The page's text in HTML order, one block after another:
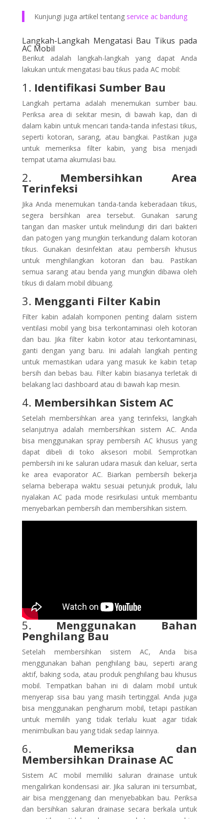
Kunjungi juga artikel tentang service ac bandung
Langkah-Langkah Mengatasi Bau Tikus pada
AC Mobil
Berikut adalah langkah-langkah yang dapat Anda
lakukan untuk mengatasi bau tikus pada AC mobil:
1. Identifikasi Sumber Bau
Langkah pertama adalah menemukan sumber bau.
Periksa area di sekitar mesin, di bawah kap, dan di
dalam kabin untuk mencari tanda-tanda infestasi tikus,
seperti kotoran, sarang, atau bangkai. Pastikan juga
untuk memeriksa filter kabin, yang bisa menjadi
tempat utama akumulasi bau.
2. Membersihkan Area
Terinfeksi
Jika Anda menemukan tanda-tanda keberadaan tikus,
segera bersihkan area tersebut. Gunakan sarung
tangan dan masker untuk melindungi diri dari bakteri
dan patogen yang mungkin terkandung dalam kotoran
tikus. Gunakan desinfektan atau pembersih khusus
untuk menghilangkan kotoran dan bau. Pastikan
semua sarang atau benda yang mungkin dibawa oleh
tikus di dalam mobil dibuang.
3. Mengganti Filter Kabin
Filter kabin adalah komponen penting dalam sistem
ventilasi mobil yang bisa terkontaminasi oleh kotoran
dan bau. Jika filter kabin kotor atau terkontaminasi,
ganti dengan yang baru. Ini adalah langkah penting
untuk memastikan udara yang masuk ke kabin tetap
bersih dan bebas bau. Filter kabin biasanya terletak di
belakang laci dashboard atau di bawah kap mesin.
4. Membersihkan Sistem AC
Setelah membersihkan area yang terinfeksi, langkah
selanjutnya adalah membersihkan sistem AC. Anda
bisa menggunakan spray pembersih AC khusus yang
dapat dibeli di toko aksesori mobil. Semprotkan
pembersih ini ke saluran udara masuk dan keluar, serta
ke area evaporator AC. Biarkan pembersih bekerja
selama beberapa waktu sesuai petunjuk produk, lalu
nyalakan AC pada mode resirkulasi untuk membantu
menyebarkan pembersih dan membersihkan sistem.
5. Menggunakan Bahan
Penghilang Bau
Setelah membersihkan sistem AC, Anda bisa
menggunakan bahan penghilang bau, seperti arang
aktif, baking soda, atau produk penghilang bau khusus
mobil. Tempatkan bahan ini di dalam mobil untuk
menyerap sisa bau yang masih tertinggal. Anda juga
bisa menggunakan pengharum mobil, tetapi pastikan
untuk memilih yang tidak terlalu kuat agar tidak
menimbulkan bau yang tidak sedap lainnya.
6. Memeriksa dan
Membersihkan Drainase AC
Sistem AC mobil memiliki saluran drainase untuk
mengalirkan kondensasi air. Jika saluran ini tersumbat,
air bisa menggenang dan menyebabkan bau. Periksa
dan bersihkan saluran drainase secara berkala untuk